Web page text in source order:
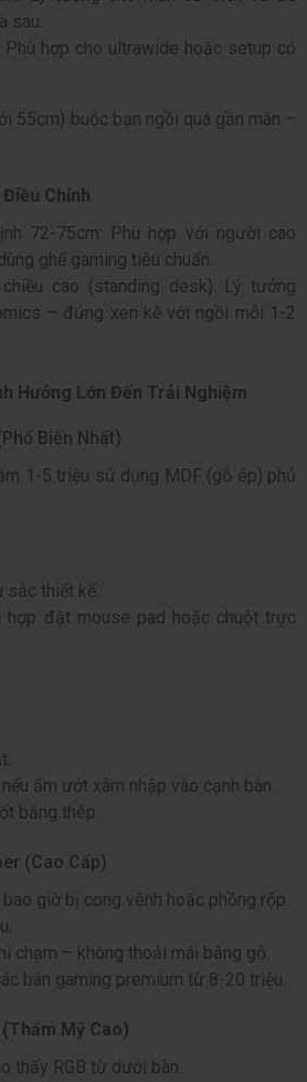
sau.
Phù hợp cho ultrawide hoặc setup có
55cm) buộc bạn ngồi quá gần màn –
Chỉnh
72-75cm: Phù hợp với người cao
ghế gaming tiêu chuẩn.
cao (standing desk): Lý tưởng
– đứng xen kẽ với ngồi mỗi 1-2
Hưởng Lớn Đến Trải Nghiệm
Biến Nhất)
1-5 triệu sử dụng MDF (gỗ ép) phủ
sắc thiết kế.
hợp đặt mouse pad hoặc chuột trực
ẩm ướt xâm nhập vào cạnh bàn.
bằng thép.
(Cao Cấp)
bao giờ bị cong vênh hoặc phồng rộp.
chạm – không thoải mái bằng gỗ.
bàn gaming premium từ 8-20 triệu.
Mỹ Cao)
thấy RGB từ dưới bàn.